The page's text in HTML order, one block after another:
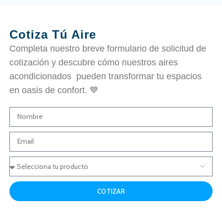
Cotiza Tú Aire
Completa nuestro breve formulario de solicitud de
cotización y descubre cómo nuestros aires
acondicionados pueden transformar tu espacios
en oasis de confort. 💙
COTIZAR